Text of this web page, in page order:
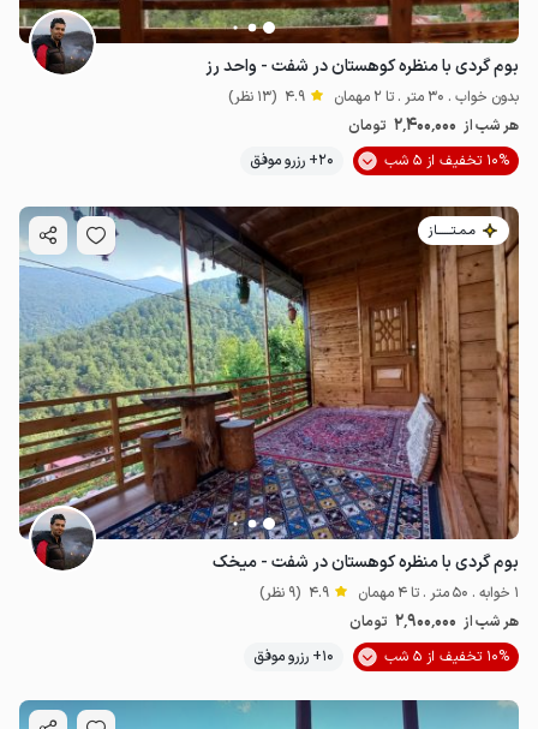
بوم گردی با منظره کوهستان در شفت - واحد رز
بدون خواب . 30 متر . تا 2 مهمان 4.9 (13 نظر)
هر شب از 2٬400٬000 تومان
10% تخفیف از 5 شب
20+ رزرو موفق
مـمـتــــــاز
بوم گردی با منظره کوهستان در شفت - میخک
1 خوابه . 50 متر . تا 4 مهمان 4.9 (9 نظر)
هر شب از 2٬900٬000 تومان
10% تخفیف از 5 شب
10+ رزرو موفق